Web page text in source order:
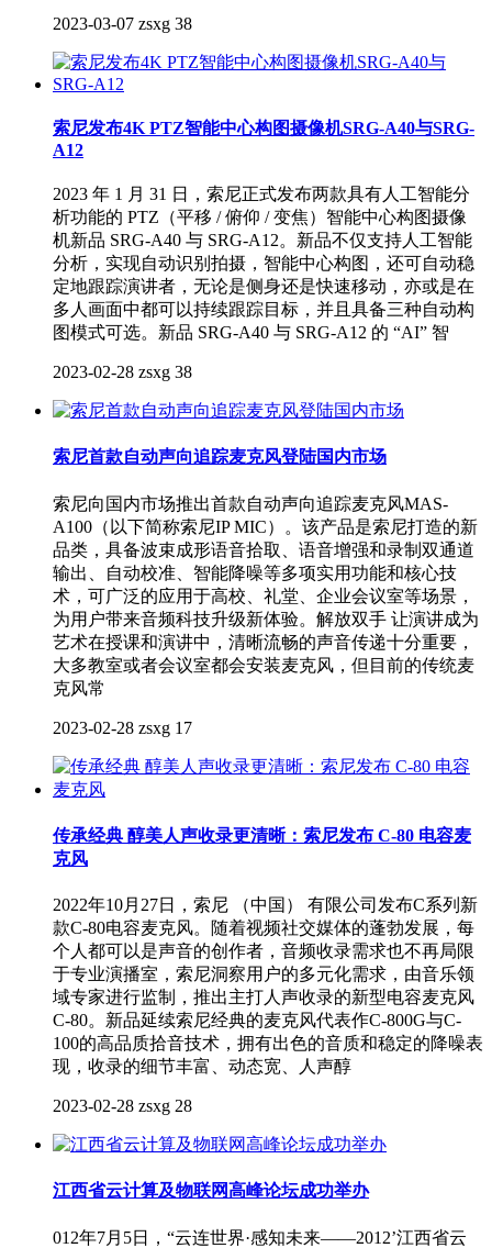
2023-03-07 zsxg 38
索尼发布4K PTZ智能中心构图摄像机SRG-A40与SRG-
A12
2023 年 1 月 31 日，索尼正式发布两款具有人工智能分
析功能的 PTZ（平移 / 俯仰 / 变焦）智能中心构图摄像
机新品 SRG-A40 与 SRG-A12。新品不仅支持人工智能
分析，实现自动识别拍摄，智能中心构图，还可自动稳
定地跟踪演讲者，无论是侧身还是快速移动，亦或是在
多人画面中都可以持续跟踪目标，并且具备三种自动构
图模式可选。新品 SRG-A40 与 SRG-A12 的 “AI” 智
2023-02-28 zsxg 38
索尼首款自动声向追踪麦克风登陆国内市场
索尼向国内市场推出首款自动声向追踪麦克风MAS-
A100（以下简称索尼IP MIC）。该产品是索尼打造的新
品类，具备波束成形语音拾取、语音增强和录制双通道
输出、自动校准、智能降噪等多项实用功能和核心技
术，可广泛的应用于高校、礼堂、企业会议室等场景，
为用户带来音频科技升级新体验。解放双手 让演讲成为
艺术在授课和演讲中，清晰流畅的声音传递十分重要，
大多教室或者会议室都会安装麦克风，但目前的传统麦
克风常
2023-02-28 zsxg 17
传承经典 醇美人声收录更清晰：索尼发布 C-80 电容麦
克风
2022年10月27日，索尼 （中国） 有限公司发布C系列新
款C-80电容麦克风。随着视频社交媒体的蓬勃发展，每
个人都可以是声音的创作者，音频收录需求也不再局限
于专业演播室，索尼洞察用户的多元化需求，由音乐领
域专家进行监制，推出主打人声收录的新型电容麦克风
C-80。新品延续索尼经典的麦克风代表作C-800G与C-
100的高品质拾音技术，拥有出色的音质和稳定的降噪表
现，收录的细节丰富、动态宽、人声醇
2023-02-28 zsxg 28
江西省云计算及物联网高峰论坛成功举办
012年7月5日，“云连世界·感知未来——2012’江西省云